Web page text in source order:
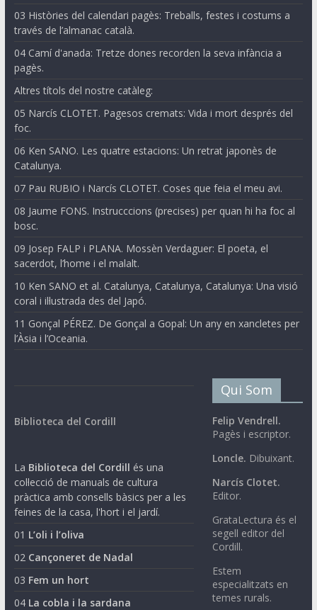
03 Històries del calendari pagès: Treballs, festes i costums a
través de l’almanac català.
04 Camí d'anada: Tretze dones recorden la seva infància a
pagès.
Altres títols del nostre catàleg:
05 Narcís CLOTET. Pagesos cremats: Vida i mort després del
foc.
06 Ken SANO. Les quatre estacions: Un retrat japonès de
Catalunya.
07 Pau RUBIO i Narcís CLOTET. Coses que feia el meu avi.
08 Jaume FONS. Instrucccions (precises) per quan hi ha foc al
bosc.
09 Josep FALP i PLANA. Mossèn Verdaguer: El poeta, el
sacerdot, l’home i el malalt.
10 Ken SANO et al. Catalunya, Catalunya, Catalunya: Una visió
coral i il·lustrada des del Japó.
11 Gonçal PÉREZ. De Gonçal a Gopal: Un any en xancletes per
l’Àsia i l’Oceania.
Biblioteca del Cordill
La Biblioteca del Cordill és una
col·lecció de manuals de cultura
pràctica amb consells bàsics per a les
feines de la casa, l'hort i el jardí.
01 L’oli i l’oliva
02 Cançoneret de Nadal
03 Fem un hort
04 La cobla i la sardana
Qui Som
Felip Vendrell.
Pagès i escriptor.
Loncle. Dibuixant.
Narcís Clotet.
Editor.
GrataLectura és el
segell editor del
Cordill.
Estem
especialitzats en
temes rurals.